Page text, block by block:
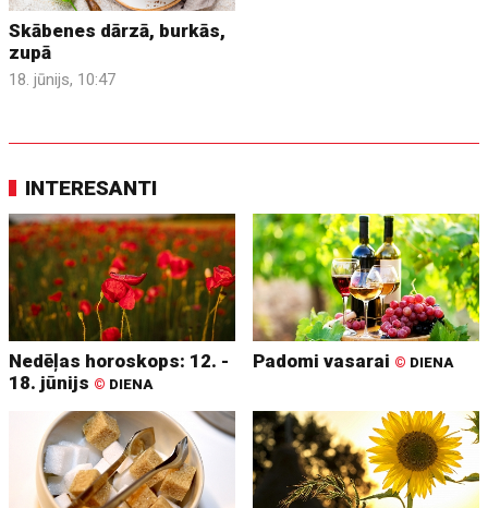
Skābenes dārzā, burkās,
zupā
18. jūnijs, 10:47
INTERESANTI
Nedēļas horoskops: 12. -
18. jūnijs © DIENA
Padomi vasarai © DIENA